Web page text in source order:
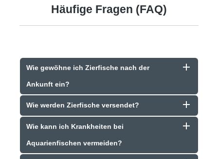
Häufige Fragen (FAQ)
Wie gewöhne ich Zierfische nach der
Ankunft ein?
Wie werden Zierfische versendet?
Wie kann ich Krankheiten bei
Aquarienfischen vermeiden?